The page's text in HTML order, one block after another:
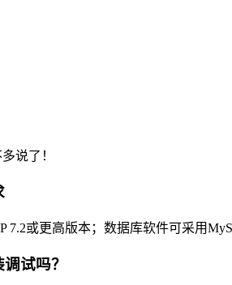
说了！
7.2或更高版本；数据库软件可采用
试吗？